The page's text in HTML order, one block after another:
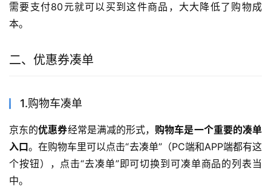
需要支付80元就可以买到这件商品，大大降低了购物成
本。
二、优惠券凑单
1.购物车凑单
京东的优惠券经常是满减的形式， 购物车是一个重要的凑单
入口。在购物车里可以点击“去凑单”（PC端和APP端都有这
个按钮），点击“去凑单”即可切换到可凑单商品的列表当
中。